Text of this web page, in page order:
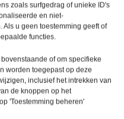
zoals surfgedrag of unieke ID's
en niet-
u geen toestemming geeft of
functies.
of om specifieke
worden toegepast op deze
inclusief het intrekken van
de knoppen op het
'Toestemming beheren'
snijverlies?
of mail